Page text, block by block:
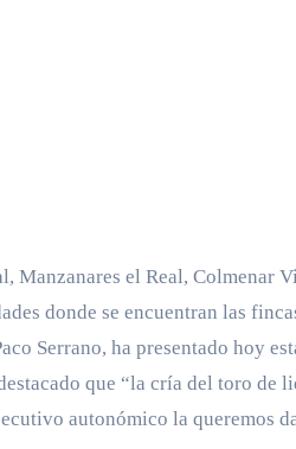
Manzanares el Real, Colmenar
donde se encuentran las
Serrano, ha presentado hoy
que “la cría del toro de
autonómico la queremos